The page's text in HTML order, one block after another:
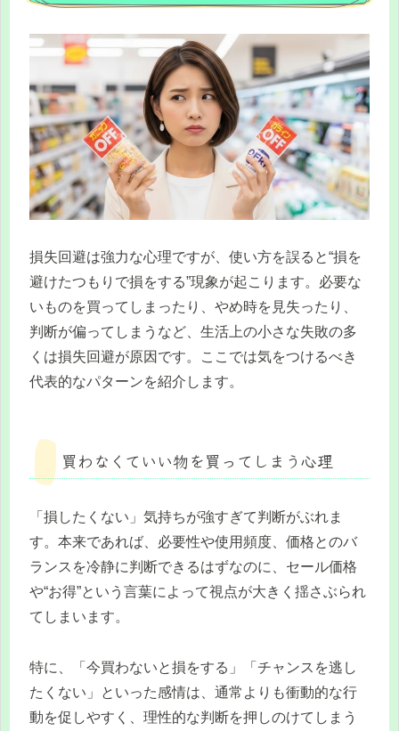
損失回避は強力な心理ですが、使い方を誤ると“損を
避けたつもりで損をする”現象が起こります。必要な
いものを買ってしまったり、やめ時を見失ったり、
判断が偏ってしまうなど、生活上の小さな失敗の多
くは損失回避が原因です。ここでは気をつけるべき
代表的なパターンを紹介します。
買わなくていい物を買ってしまう心理
「損したくない」気持ちが強すぎて判断がぶれま
す。本来であれば、必要性や使用頻度、価格とのバ
ランスを冷静に判断できるはずなのに、セール価格
や“お得”という言葉によって視点が大きく揺さぶられ
てしまいます。
特に、「今買わないと損をする」「チャンスを逃し
たくない」といった感情は、通常よりも衝動的な行
動を促しやすく、理性的な判断を押しのけてしまう